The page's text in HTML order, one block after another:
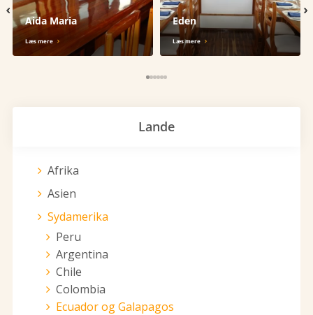
Aida Maria
Læs mere
Eden
Læs mere
‹ ›
Lande
Afrika
Asien
Sydamerika
Peru
Argentina
Chile
Colombia
Ecuador og Galapagos